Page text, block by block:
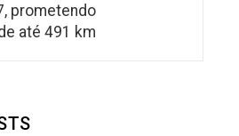
prometendo
até 491 km